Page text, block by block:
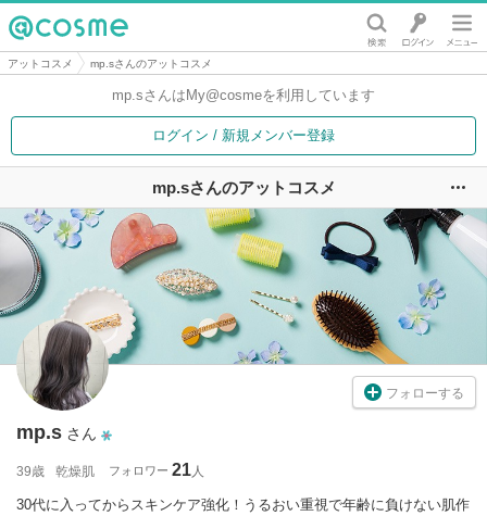
@cosme
アットコスメ mp.sさんのアットコスメ
mp.sさんは My@cosmeを利用しています
ログイン / 新規メンバー登録
mp.sさんのアットコスメ
フォローする
mp.s さん
39歳 乾燥肌 フォロワー 21
30代に入ってからスキンケア強化！うるおい重視で年齢に負けない肌作